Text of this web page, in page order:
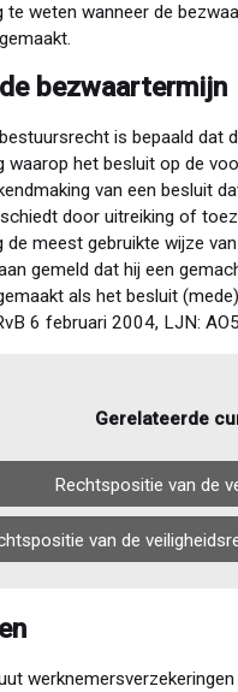
te weten wanneer de
bezwaartermijn
is bepaald dat
waarop het besluit op de
van een besluit
door uitreiking of
de meest gebruikte wijze
gemeld dat hij een
als het besluit
6 februari 2004, LJN:
Gerelateerde
Rechtspositie van de
van de